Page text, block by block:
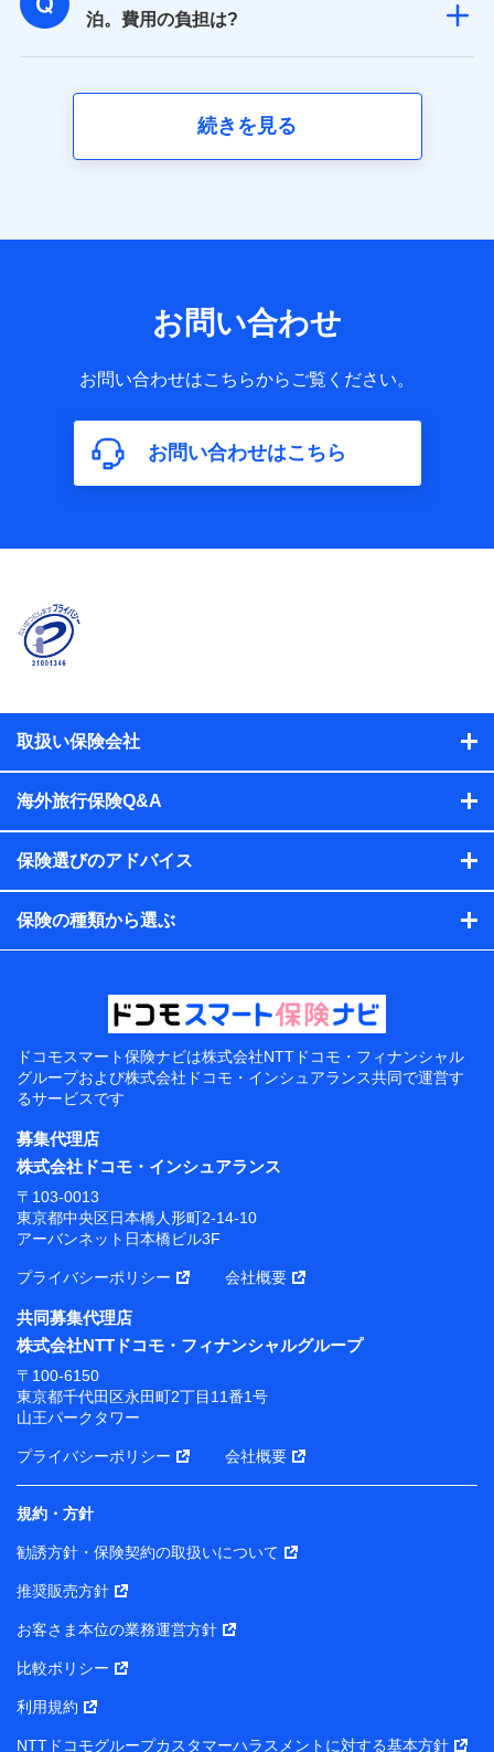
泊。費用の負担は?
続きを見る
お問い合わせ
お問い合わせはこちらからご覧ください。
お問い合わせはこちら
取扱い保険会社
海外旅行保険Q&A
保険選びのアドバイス
保険の種類から選ぶ
ドコモスマート保険ナビは株式会社NTTドコモ・フィナンシャル
グループおよび株式会社ドコモ・インシュアランス共同で運営す
るサービスです
募集代理店
株式会社ドコモ・インシュアランス
〒103-0013
東京都中央区日本橋人形町2-14-10
アーバンネット日本橋ビル3F
プライバシーポリシー 会社概要
共同募集代理店
株式会社NTTドコモ・フィナンシャルグループ
〒100-6150
東京都千代田区永田町2丁目11番1号
山王パークタワー
プライバシーポリシー 会社概要
規約・方針
勧誘方針・保険契約の取扱いについて
推奨販売方針
お客さま本位の業務運営方針
比較ポリシー
利用規約
NTTドコモグループカスタマーハラスメントに対する基本方針